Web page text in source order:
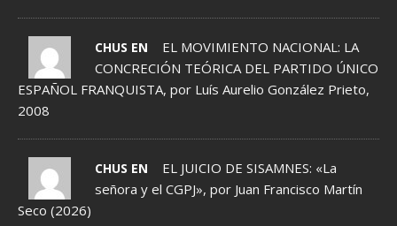
CHUS EN
EL MOVIMIENTO NACIONAL: LA
CONCRECIÓN TEÓRICA DEL PARTIDO ÚNICO
ESPAÑOL FRANQUISTA, por Luís Aurelio González Prieto,
2008
CHUS EN
EL JUICIO DE SISAMNES: «La
señora y el CGPJ», por Juan Francisco Martín
Seco (2026)